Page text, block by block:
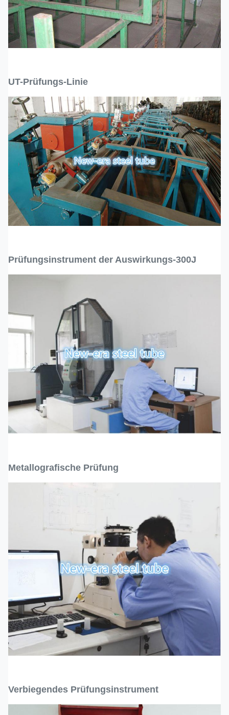
UT-Prüfungs-Linie
Prüfungsinstrument der Auswirkungs-300J
Metallografische Prüfung
Verbiegendes Prüfungsinstrument